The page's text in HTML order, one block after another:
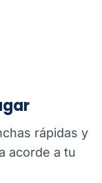
rápidas y
acorde a tu